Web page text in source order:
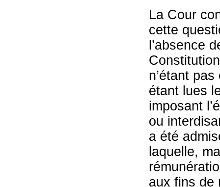
La Cour
cette
l’absence
n’étant
étant lues
imposant
ou
a été
laquelle,
aux fins de